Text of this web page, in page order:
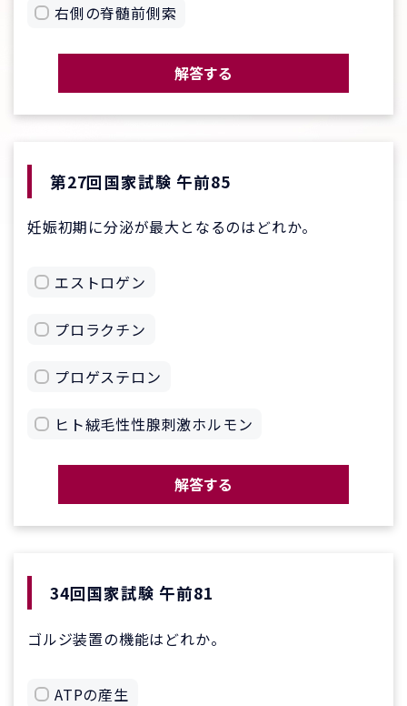
右側の脊髄前側索
解答する
第27回国家試験 午前85
妊娠初期に分泌が最大となるのはどれか。
エストロゲン
プロラクチン
プロゲステロン
ヒト絨毛性性腺刺激ホルモン
解答する
34回国家試験 午前81
ゴルジ装置の機能はどれか。
ATPの産生